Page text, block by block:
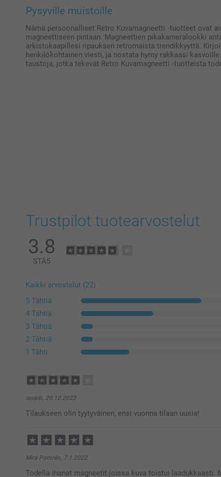
Pysyville muistoille
Nämä persoonalliset Retro Kuvamagneetti ‑tuotteet ovat
magneettiseen pintaan. Magneettien pikakameralookki
arkistokaapillesi ripauksen retromaista trendikkyyttä.
henkilökohtainen viesti, ja nostata hymy rakkaasi
taustoja, jotka tekevät Retro Kuvamagneetti ‑tuotteista
Trustpilot tuotearvostelut
3.8
STÄ5
Kaikki arvostelut (22)
5 Tähtiä
4 Tähtiä
3 Tähtiä
2 Tähtiä
1 Tähti
isoäiti, 20.12.2023
Tilaukseen olin tyytyväinen, ensi vuonna tilaan uusia!
Mira Pomrén, 7.1.2022
Todella ihanat magneetit joissa kuva toistui laadukkaasti.